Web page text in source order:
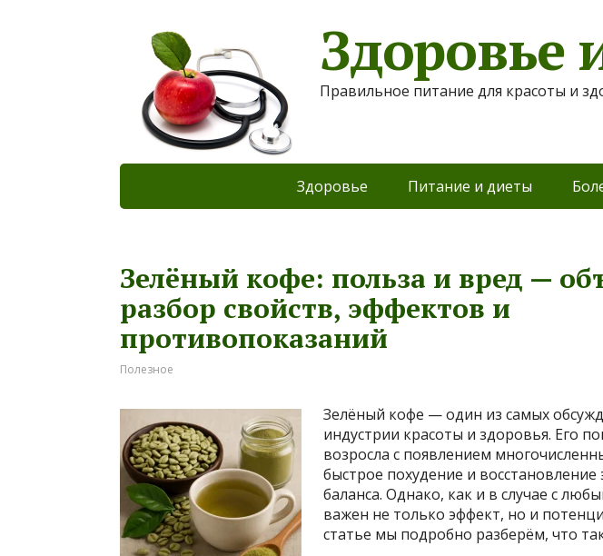
Здоровье
Правильное питание для красоты и
Здоровье Питание и диеты
Зелёный кофе: польза и вред —
разбор свойств, эффектов и
противопоказаний
Полезное
Зелёный кофе — один из самых
индустрии красоты и здоровья. Его
возросла с появлением
быстрое похудение и восстановление
баланса. Однако, как и в случае с
важен не только эффект, но и
статье мы подробно разберём, что